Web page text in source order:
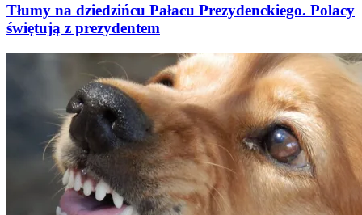
Tłumy na dziedzińcu Pałacu Prezydenckiego. Polacy
świętują z prezydentem